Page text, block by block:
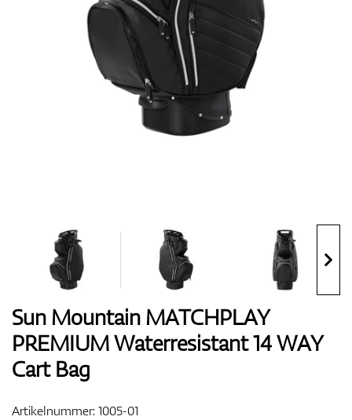
Handschuhe
Bags
Trolleys
Sun Mountain MATCHPLAY
PREMIUM Waterresistant 14 WAY
Cart Bag
Artikelnummer:1005-01